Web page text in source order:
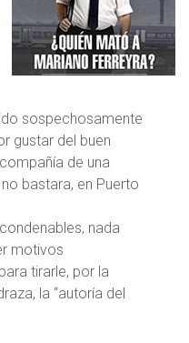
sospechosamente
gustar del buen
de una
bastara, en Puerto
nada
motivos
tirarle, por la
la “autoría del